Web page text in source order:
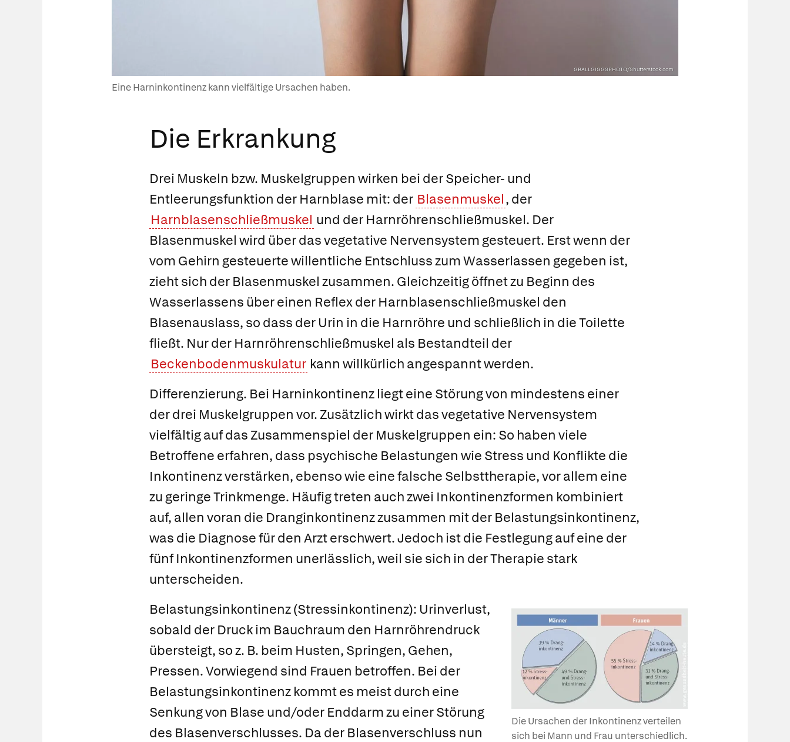
GBALLGIGGSPHOTO/Shutterstock.com
Eine Harninkontinenz kann vielfältige Ursachen haben.
Die Erkrankung
Drei Muskeln bzw. Muskelgruppen wirken bei der Speicher- und
Entleerungsfunktion der Harnblase mit: der Blasenmuskel, der
Harnblasenschließmuskel und der Harnröhrenschließmuskel. Der
Blasenmuskel wird über das vegetative Nervensystem gesteuert. Erst wenn der
vom Gehirn gesteuerte willentliche Entschluss zum Wasserlassen gegeben ist,
zieht sich der Blasenmuskel zusammen. Gleichzeitig öffnet zu Beginn des
Wasserlassens über einen Reflex der Harnblasenschließmuskel den
Blasenauslass, so dass der Urin in die Harnröhre und schließlich in die Toilette
fließt. Nur der Harnröhrenschließmuskel als Bestandteil der
Beckenbodenmuskulatur kann willkürlich angespannt werden.
Differenzierung. Bei Harninkontinenz liegt eine Störung von mindestens einer
der drei Muskelgruppen vor. Zusätzlich wirkt das vegetative Nervensystem
vielfältig auf das Zusammenspiel der Muskelgruppen ein: So haben viele
Betroffene erfahren, dass psychische Belastungen wie Stress und Konflikte die
Inkontinenz verstärken, ebenso wie eine falsche Selbsttherapie, vor allem eine
zu geringe Trinkmenge. Häufig treten auch zwei Inkontinenzformen kombiniert
auf, allen voran die Dranginkontinenz zusammen mit der Belastungsinkontinenz,
was die Diagnose für den Arzt erschwert. Jedoch ist die Festlegung auf eine der
fünf Inkontinenzformen unerlässlich, weil sie sich in der Therapie stark
unterscheiden.
Die Ursachen der Inkontinenz verteilen
sich bei Mann und Frau unterschiedlich.
Belastungsinkontinenz(Stressinkontinenz): Urinverlust,
sobald der Druck im Bauchraum den Harnröhrendruck
übersteigt, so z. B. beim Husten, Springen, Gehen,
Pressen. Vorwiegend sind Frauen betroffen. Bei der
Belastungsinkontinenz kommt es meist durch eine
Senkung von Blase und/oder Enddarm zu einer Störung
des Blasenverschlusses. Da der Blasenverschluss nun